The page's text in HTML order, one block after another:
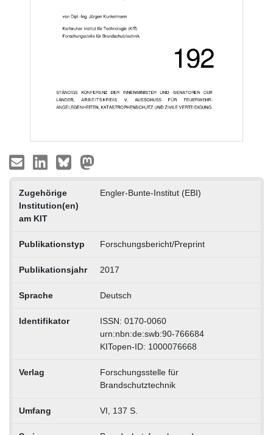
Zugehörige
Institution(en)
am KIT
Engler-Bunte-Institut (EBI)
Publikationstyp Forschungsbericht/Preprint
Publikationsjahr 2017
Sprache Deutsch
Identifikator
ISSN: 0170-0060
urn:nbn:de:swb:90-766684
KITopen-ID: 1000076668
Verlag
Forschungsstelle für
Brandschutztechnik
Umfang VI, 137 S.